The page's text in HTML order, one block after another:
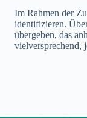
Im Rahmen der
identifizieren.
übergeben, das
vielversprechend,